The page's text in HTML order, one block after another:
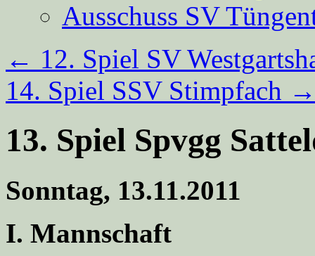
Ausschuss SV
← 12. Spiel SV
14. Spiel SSV Stimpfach
13. Spiel Spvgg
Sonntag, 13.11.2011
I. Mannschaft